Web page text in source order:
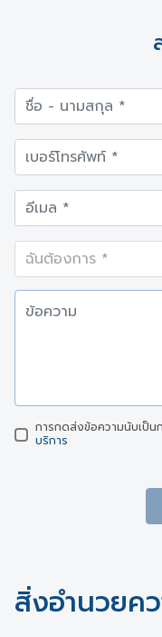
การกดส่งข้อความนับเป็น
บริการ
สิ่งอำนวยค